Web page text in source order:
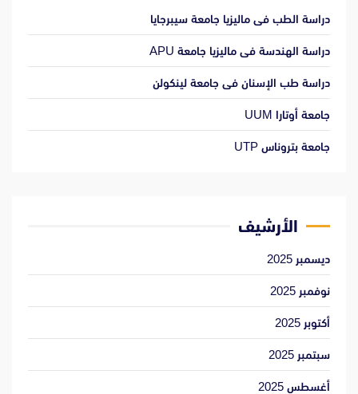
دراسة الطب فى ماليزيا جامعة سيبرجايا
دراسة الهندسة فى ماليزيا جامعة APU
دراسة طب الإسنان فى جامعة لينكولن
جامعة أوتارا UUM
جامعة بتروناس UTP
الأرشيف
ديسمبر 2025
نوفمبر 2025
أكتوبر 2025
سبتمبر 2025
أغسطس 2025